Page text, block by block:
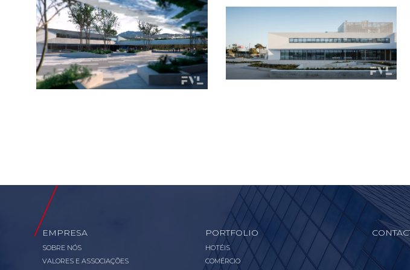
EMPRESA
SOBRE NÓS
VALORES E ASSOCIAÇÕES
PORTFOLIO
HOTÉIS
COMÉRCIO